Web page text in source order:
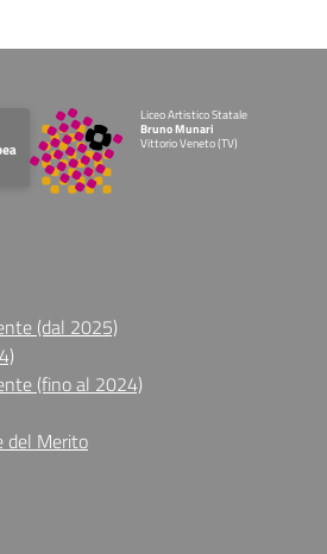
Liceo Artistico Statale
Bruno Munari
Vittorio Veneto (TV)
(dal 2025)
(fino al 2024)
del Merito